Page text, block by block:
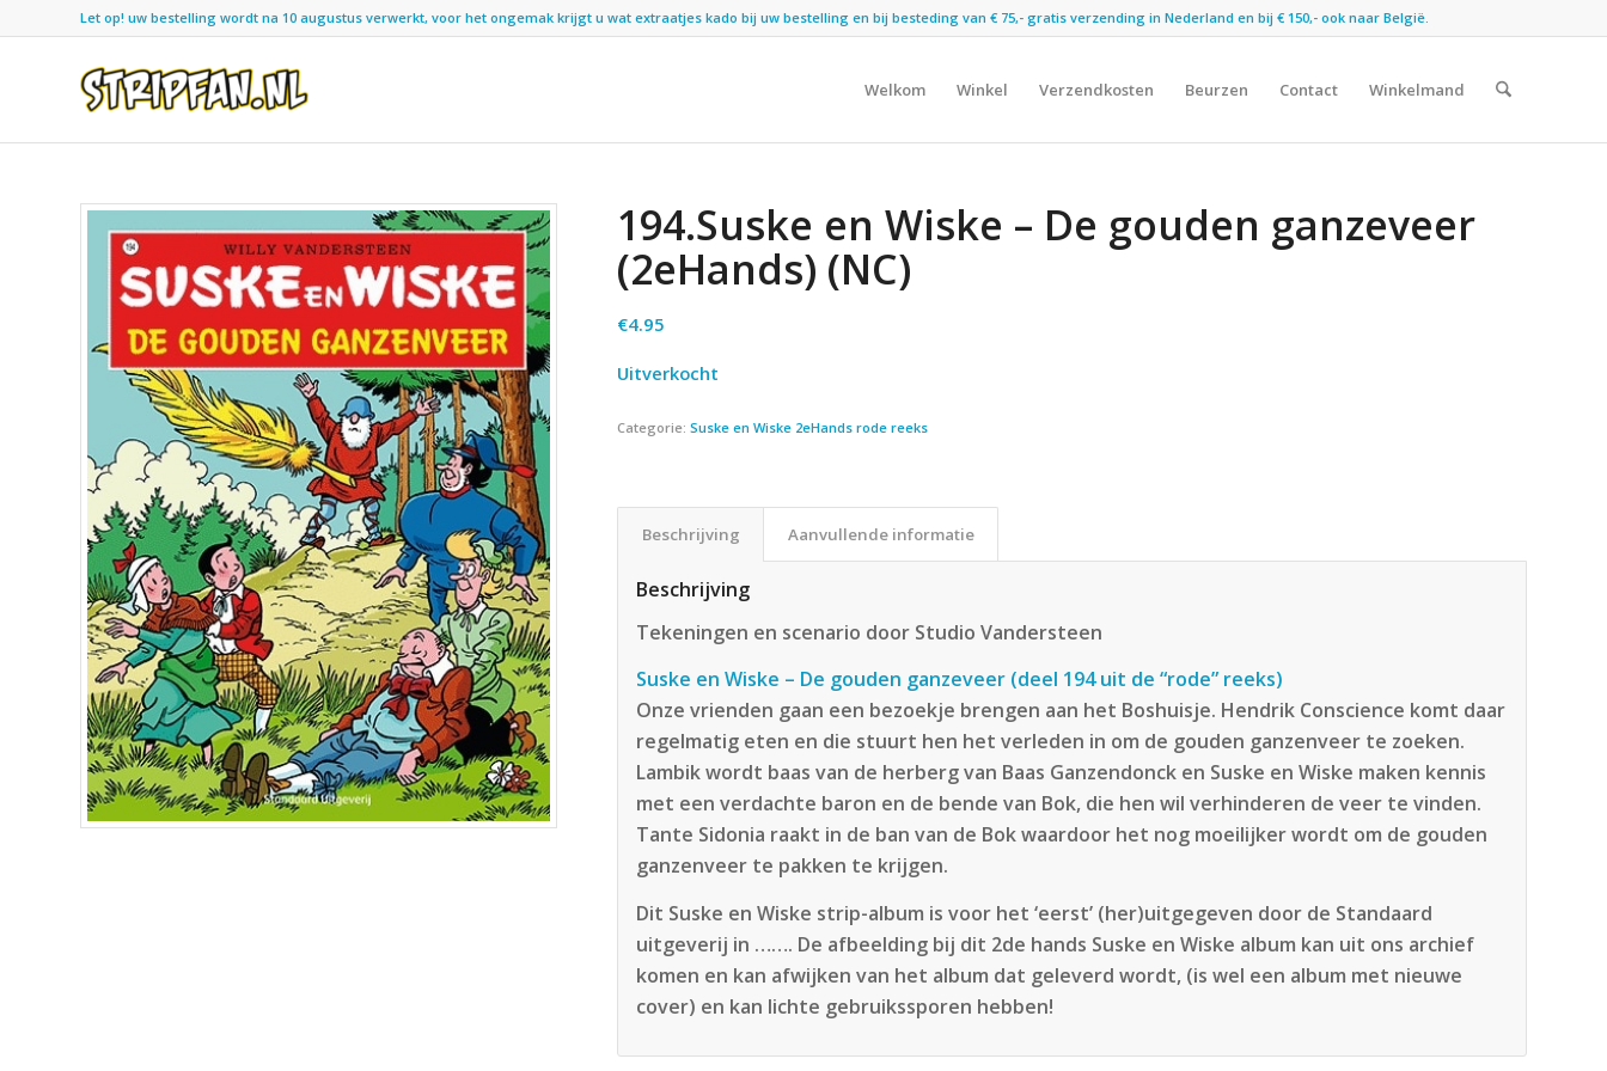
Let op! uw bestelling wordt na 10 augustus verwerkt, voor het ongemak krijgt u wat extraatjes kado bij uw bestelling en bij besteding van € 75,- gratis verzending in Nederland en bij € 150,- ook naar België.
Welkom Winkel Verzendkosten Beurzen Contact Winkelmand
194.Suske en Wiske – De gouden ganzeveer
(2eHands) (NC)
€4.95
Uitverkocht
Categorie:Suske en Wiske 2eHands rode reeks
Beschrijving Aanvullende informatie
Beschrijving
Tekeningen en scenario door Studio Vandersteen
Suske en Wiske – De gouden ganzeveer (deel 194 uit de “rode” reeks)
Onze vrienden gaan een bezoekje brengen aan het Boshuisje. Hendrik Conscience komt daar
regelmatig eten en die stuurt hen het verleden in om de gouden ganzenveer te zoeken.
Lambik wordt baas van de herberg van Baas Ganzendonck en Suske en Wiske maken kennis
met een verdachte baron en de bende van Bok, die hen wil verhinderen de veer te vinden.
Tante Sidonia raakt in de ban van de Bok waardoor het nog moeilijker wordt om de gouden
ganzenveer te pakken te krijgen.
Dit Suske en Wiske strip-album is voor het ‘eerst’ (her)uitgegeven door de Standaard
uitgeverij in ……. De afbeelding bij dit 2de hands Suske en Wiske album kan uit ons archief
komen en kan afwijken van het album dat geleverd wordt, (is wel een album met nieuwe
cover) en kan lichte gebruikssporen hebben!